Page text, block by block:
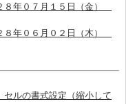
年０７月１５日（金）
年０６月０２日（木）
ルの書式設定（縮小して